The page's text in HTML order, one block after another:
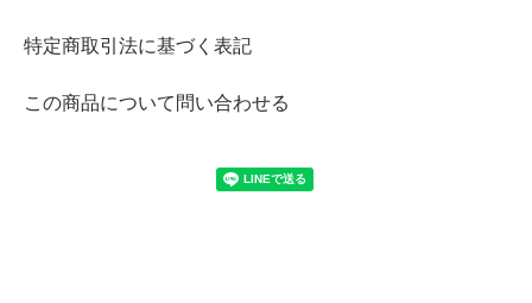
特定商取引法に基づく表記
この商品について問い合わせる